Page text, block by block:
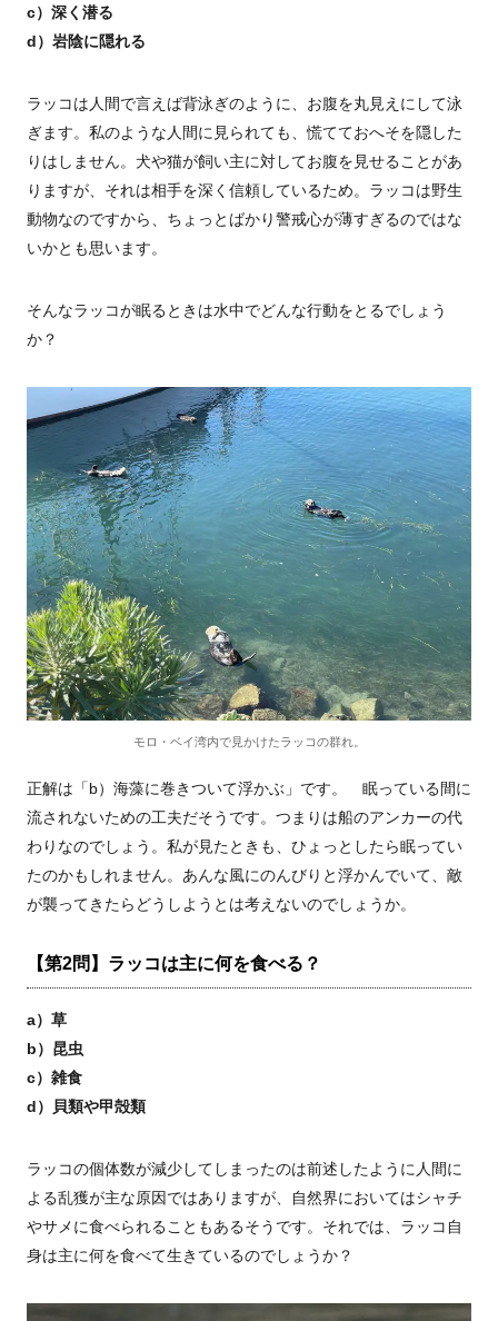
c）深く潜る
d）岩陰に隠れる
ラッコは人間で言えば背泳ぎのように、お腹を丸見えにして泳
ぎます。私のような人間に見られても、慌てておへそを隠した
りはしません。犬や猫が飼い主に対してお腹を見せることがあ
りますが、それは相手を深く信頼しているため。ラッコは野生
動物なのですから、ちょっとばかり警戒心が薄すぎるのではな
いかとも思います。
そんなラッコが眠るときは水中でどんな行動をとるでしょう
か？
モロ・ベイ湾内で見かけたラッコの群れ。
正解は「b）海藻に巻きついて浮かぶ」です。 眠っている間に
流されないための工夫だそうです。つまりは船のアンカーの代
わりなのでしょう。私が見たときも、ひょっとしたら眠ってい
たのかもしれません。あんな風にのんびりと浮かんでいて、敵
が襲ってきたらどうしようとは考えないのでしょうか。
【第2問】ラッコは主に何を食べる？
a）草
b）昆虫
c）雑食
d）貝類や甲殻類
ラッコの個体数が減少してしまったのは前述したように人間に
よる乱獲が主な原因ではありますが、自然界においてはシャチ
やサメに食べられることもあるそうです。それでは、ラッコ自
身は主に何を食べて生きているのでしょうか？